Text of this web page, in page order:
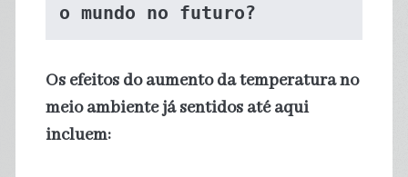
o mundo no futuro?
Os efeitos do aumento da temperatura no
meio ambiente já sentidos até aqui
incluem: